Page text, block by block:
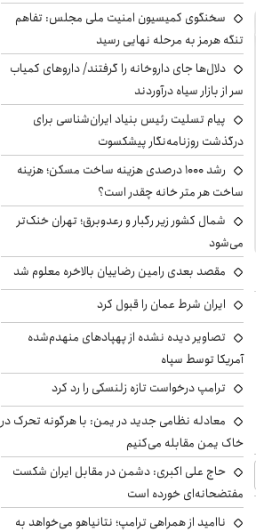
سخنگوی کمیسیون امنیت ملی مجلس: تفاهم
تنگه هرمز به مرحله نهایی رسید
دلال‌ها جای داروخانه را گرفتند/ داروهای کمیاب
سر از بازار سیاه درآوردند
پیام تسلیت رئیس بنیاد ایران‌شناسی برای
درگذشت روزنامه‌نگار پیشکسوت
رشد ۱۰۰۰ درصدی هزینه ساخت مسکن؛ هزینه
ساخت هر متر خانه چقدر است؟
شمال کشور زیر رگبار و رعدوبرق؛ تهران خنک‌تر
می‌شود
مقصد بعدی رامین رضاییان بالاخره معلوم شد
ایران شرط عمان را قبول کرد
تصاویر دیده نشده از پهپادهای منهدم‌شده
آمریکا توسط سپاه
ترامپ درخواست تازه زلنسکی را رد کرد
معادله نظامی جدید در یمن: با هرگونه تحرک در
خاک یمن مقابله می‌کنیم
حاج علی اکبری: دشمن در مقابل ایران شکست
مفتضحانه‌ای خورده است
ناامید از همراهی ترامپ؛ نتانیاهو می‌خواهد به